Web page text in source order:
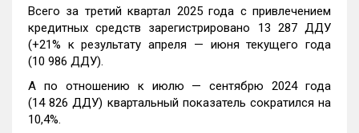
Всего за третий квартал 2025 года с привлечением
кредитных средств зарегистрировано 13 287 ДДУ
(+21% к результату апреля — июня текущего года
(10 986 ДДУ).
А по отношению к июлю — сентябрю 2024 года
(14 826 ДДУ) квартальный показатель сократился на
10,4%.